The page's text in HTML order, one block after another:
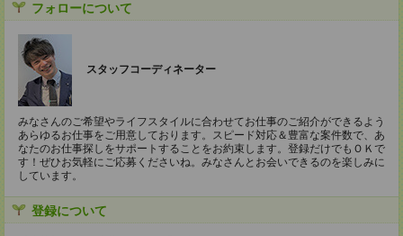
フォローについて
スタッフコーディネーター
みなさんのご希望やライフスタイルに合わせてお仕事のご紹介ができるよう
あらゆるお仕事をご用意しております。スピード対応＆豊富な案件数で、あ
なたのお仕事探しをサポートすることをお約束します。登録だけでもＯＫで
す！ぜひお気軽にご応募くださいね。みなさんとお会いできるのを楽しみに
しています。
登録について